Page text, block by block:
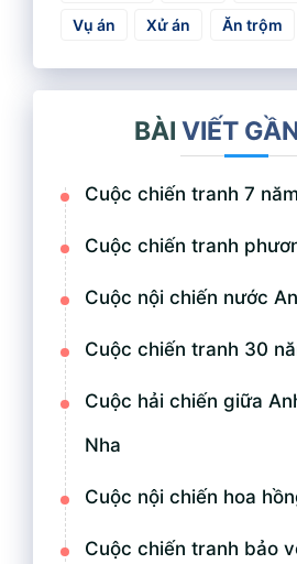
Vụ án
Xử án Ăn trộm
BÀI VIẾT
Cuộc chiến tranh 7 năm
Cuộc chiến tranh
Cuộc nội chiến nước
Cuộc chiến tranh 30
Cuộc hải chiến giữa
Nha
Cuộc nội chiến hoa
Cuộc chiến tranh bảo